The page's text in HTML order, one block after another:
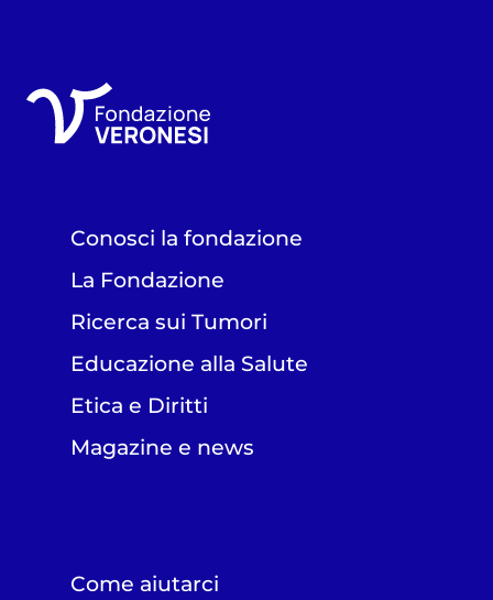
Conosci la fondazione
La Fondazione
Ricerca sui Tumori
Educazione alla Salute
Etica e Diritti
Magazine e news
Come aiutarci